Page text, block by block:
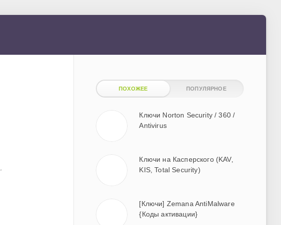
ПОХОЖЕЕ ПОПУЛЯРНОЕ
Ключи Norton Security / 360 /
Antivirus
Ключи на Касперского (KAV,
KIS, Total Security)
[Ключи] Zemana AntiMalware
{Коды активации}